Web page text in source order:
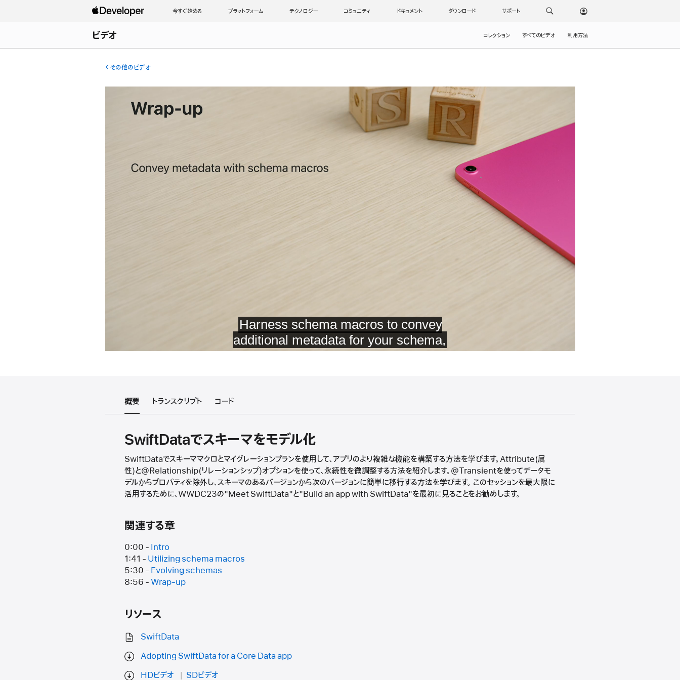
今すぐ始める プラットフォーム テクノロジー コミュニティ ドキュメント ダウンロード サポート
ビデオ コレクション すべてのビデオ 利用方法
その他のビデオ
概要 トランスクリプト コード
SwiftDataでスキーマをモデル化
SwiftDataでスキーママクロとマイグレーションプランを使用して、アプリのより複雑な機能を構築する方法を学びます。Attribute(属
性)と@Relationship(リレーションシップ)オプションを使って、永続性を微調整する方法を紹介します。@Transientを使ってデータモ
デルからプロパティを除外し、スキーマのあるバージョンから次のバージョンに簡単に移行する方法を学びます。 このセッションを最大限に
活用するために、WWDC23の"Meet SwiftData"と"Build an app with SwiftData"を最初に見ることをお勧めします。
関連する章
0:00 - Intro
1:41 - Utilizing schema macros
5:30 - Evolving schemas
8:56 -Wrap-up
リソース
SwiftData
Adopting SwiftData for a Core Data app
HDビデオ
SDビデオ